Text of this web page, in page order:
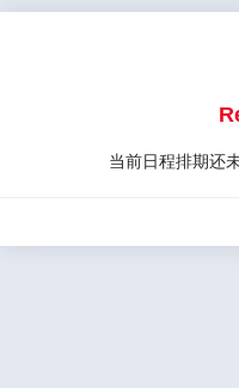
当前日程排期还